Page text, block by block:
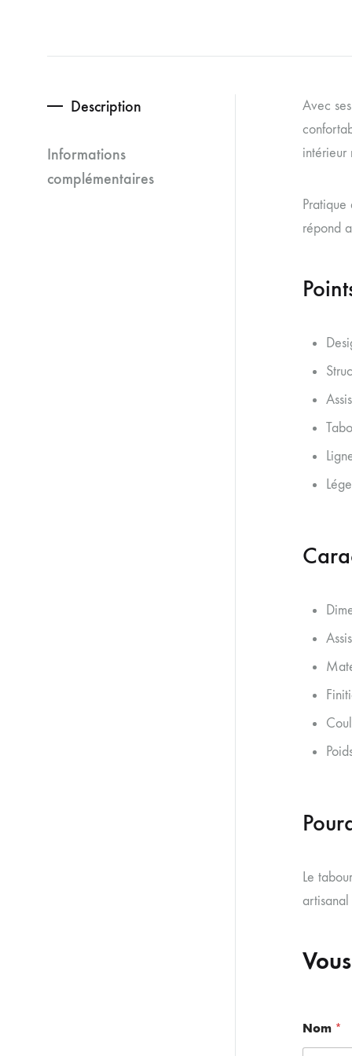
Description
Informations
complémentaires
Avec
intérieur
répond
Le
Nom *